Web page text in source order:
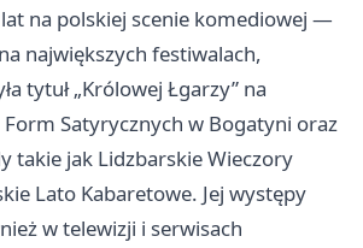
lat na polskiej scenie komediowej —
największych festiwalach,
tytuł „Królowej Łgarzy” na
Form Satyrycznych w Bogatyni oraz
takie jak Lidzbarskie Wieczory
Lato Kabaretowe. Jej występy
w telewizji i serwisach